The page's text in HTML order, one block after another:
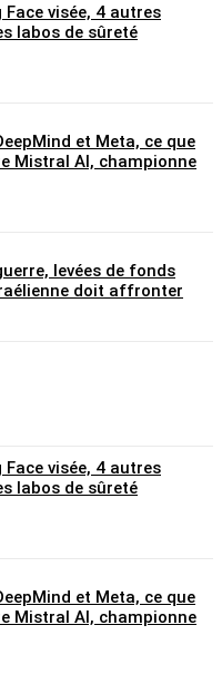
Face visée, 4 autres
labos de sûreté
et Meta, ce que
Mistral AI, championne
levées de fonds
doit affronter
Face visée, 4 autres
labos de sûreté
et Meta, ce que
Mistral AI, championne